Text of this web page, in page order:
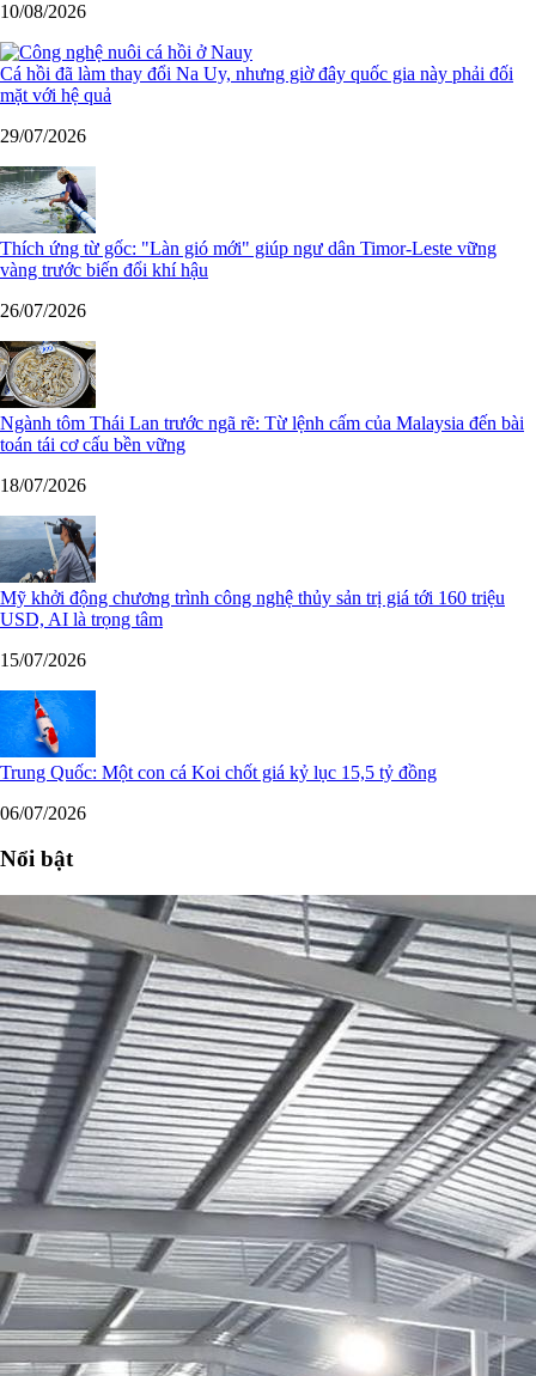
10/08/2026
Cá hồi đã làm thay đổi Na Uy, nhưng giờ đây quốc gia này phải đối
mặt với hệ quả
29/07/2026
Thích ứng từ gốc: "Làn gió mới" giúp ngư dân Timor-Leste vững
vàng trước biến đổi khí hậu
26/07/2026
Ngành tôm Thái Lan trước ngã rẽ: Từ lệnh cấm của Malaysia đến bài
toán tái cơ cấu bền vững
18/07/2026
Mỹ khởi động chương trình công nghệ thủy sản trị giá tới 160 triệu
USD, AI là trọng tâm
15/07/2026
Trung Quốc: Một con cá Koi chốt giá kỷ lục 15,5 tỷ đồng
06/07/2026
Nổi bật